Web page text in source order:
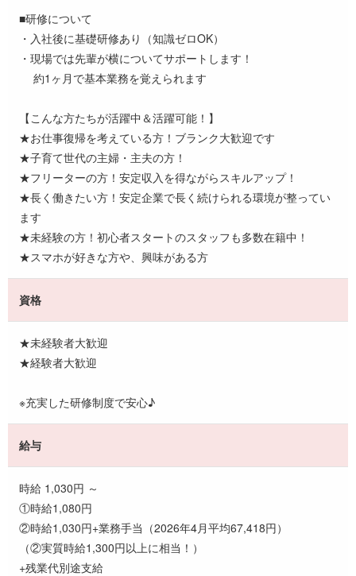
■研修について
・入社後に基礎研修あり（知識ゼロOK）
・現場では先輩が横についてサポートします！
約1ヶ月で基本業務を覚えられます
【こんな方たちが活躍中＆活躍可能！】
★お仕事復帰を考えている方！ブランク大歓迎です
★子育て世代の主婦・主夫の方！
★フリーターの方！安定収入を得ながらスキルアップ！
★長く働きたい方！安定企業で長く続けられる環境が整ってい
ます
★未経験の方！初心者スタートのスタッフも多数在籍中！
★スマホが好きな方や、興味がある方
資格
★未経験者大歓迎
★経験者大歓迎
※充実した研修制度で安心♪
給与
時給 1,030円 ～
①時給1,080円
②時給1,030円+業務手当（2026年4月平均67,418円）
（②実質時給1,300円以上に相当！）
+残業代別途支給